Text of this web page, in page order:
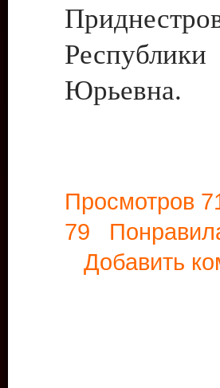
Юрьевна.
Просмотров
79
Добавить